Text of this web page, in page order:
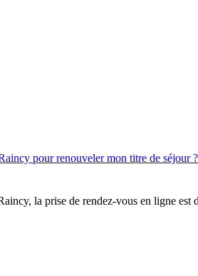
pour renouveler mon titre de séjour ?
la prise de rendez-vous en ligne